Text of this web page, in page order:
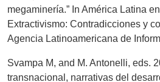
megaminería.” In América Latina
Extractivismo: Contradicciones y
Agencia Latinoamericana de
Svampa M, and M. Antonelli, eds.
transnacional, narrativas del